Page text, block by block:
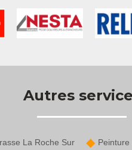
Autres
La Roche Sur